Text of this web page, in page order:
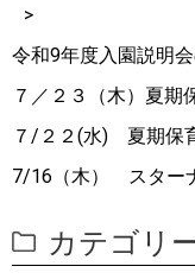
令和9年度入園説明
７／２３（木）夏期
７/２２(水) 夏期保
7/16（木） スター
カテゴリ